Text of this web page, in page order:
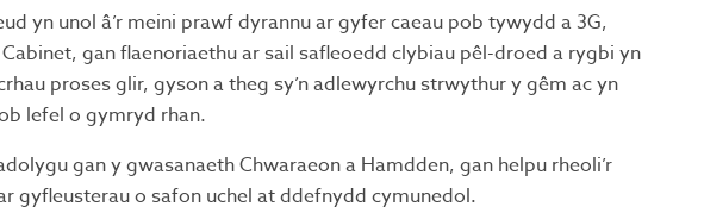
yn unol â’r meini prawf dyrannu ar gyfer caeau pob tywydd a 3G,
gan flaenoriaethu ar sail safleoedd clybiau pêl-droed a rygbi yn
proses glir, gyson a theg sy’n adlewyrchu strwythur y gêm ac yn
lefel o gymryd rhan.
gan y gwasanaeth Chwaraeon a Hamdden, gan helpu rheoli’r
gyfleusterau o safon uchel at ddefnydd cymunedol.